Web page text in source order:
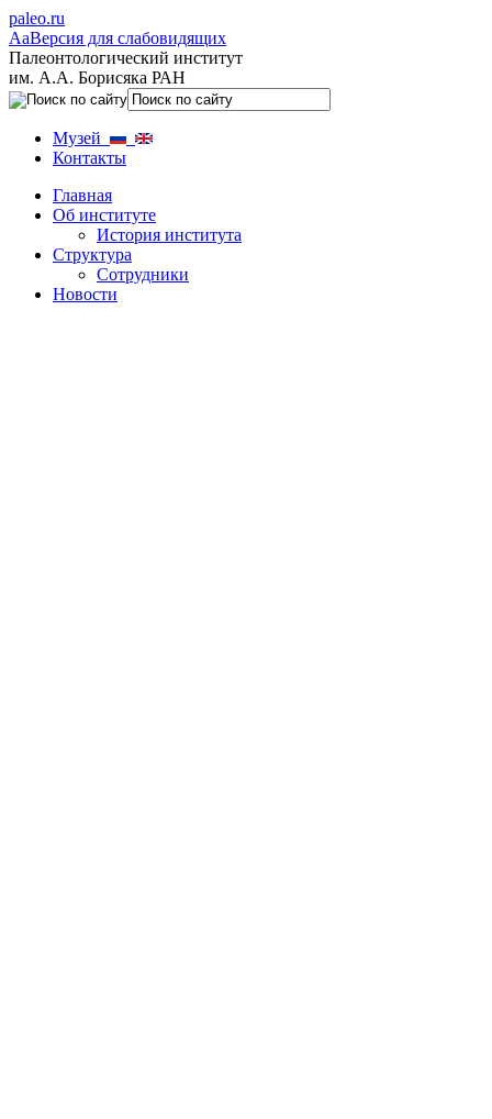
paleo.ru
AaВерсия для слабовидящих
Палеонтологический институт
им. А.А. Борисяка РАН
Музей
Контакты
Главная
Об институте
История института
Структура
Сотрудники
Новости